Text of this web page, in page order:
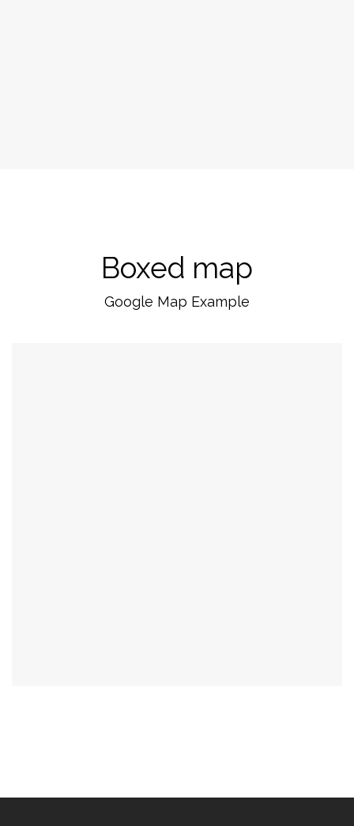
Boxed map
Google Map Example